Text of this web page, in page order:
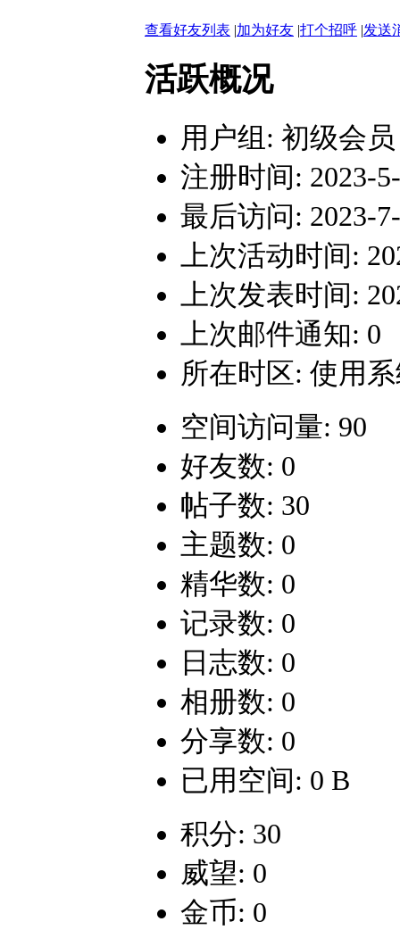
查看好友列表 |加为好友 |打个招呼 |发送
活跃概况
用户组: 初级会员
注册时间: 2023-
最后访问: 2023-
上次活动时间:
上次发表时间:
上次邮件通知: 0
所在时区: 使用
空间访问量: 90
好友数: 0
帖子数: 30
主题数: 0
精华数: 0
记录数: 0
日志数: 0
相册数: 0
分享数: 0
已用空间: 0 B
积分: 30
威望: 0
金币: 0